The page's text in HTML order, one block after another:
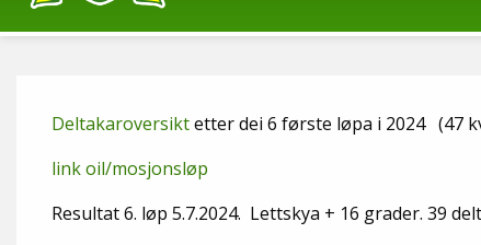
Deltakaroversiktetter dei 6 første løpa i 2024 (47
link oil/mosjonsløp
Resultat 6. løp 5.7.2024. Lettskya + 16 grader. 39